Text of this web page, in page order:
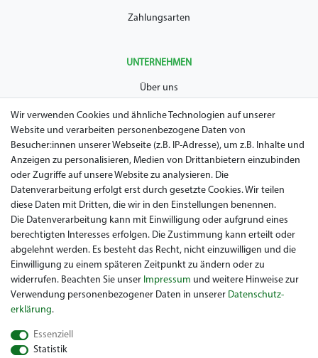
Zahlungsarten
UNTERNEHMEN
Über uns
AGB
Datenschutz
Impressum
Widerrufsrecht
Garantie / Gewährleistung
Sie suchen ein gebrauchtes Golf Car? Maiers Golfcarts ist Ihr
österreichischer Golfcar Händler für Clubcar, Ezgo, Garia, Melex
Wir verwenden Cookies und ähnliche Technologien auf unserer
Website und verarbeiten personenbezogene Daten von
Besucher:innen unserer Webseite (z.B. IP-Adresse), um z.B. Inhalte und
Anzeigen zu personalisieren, Medien von Drittanbietern einzubinden
oder Zugriffe auf unsere Website zu analysieren. Die
Datenverarbeitung erfolgt erst durch gesetzte Cookies. Wir teilen
diese Daten mit Dritten, die wir in den Einstellungen benennen.
Die Datenverarbeitung kann mit Einwilligung oder aufgrund eines
berechtigten Interesses erfolgen. Die Zustimmung kann erteilt oder
abgelehnt werden. Es besteht das Recht, nicht einzuwilligen und die
Einwilligung zu einem späteren Zeitpunkt zu ändern oder zu
widerrufen. Beachten Sie unser Impressum und weitere Hinweise zur
Verwendung personenbezogener Daten in unserer Daten­schutz­
erklärung.
Essenziell
Statistik